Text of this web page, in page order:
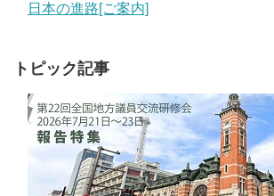
日本の進路[ご案内]
トピック記事